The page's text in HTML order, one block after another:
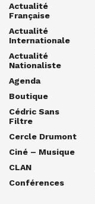
Actualité
Française
Actualité
Internationale
Actualité
Nationaliste
Agenda
Boutique
Cédric Sans
Filtre
Cercle Drumont
Ciné – Musique
CLAN
Conférences